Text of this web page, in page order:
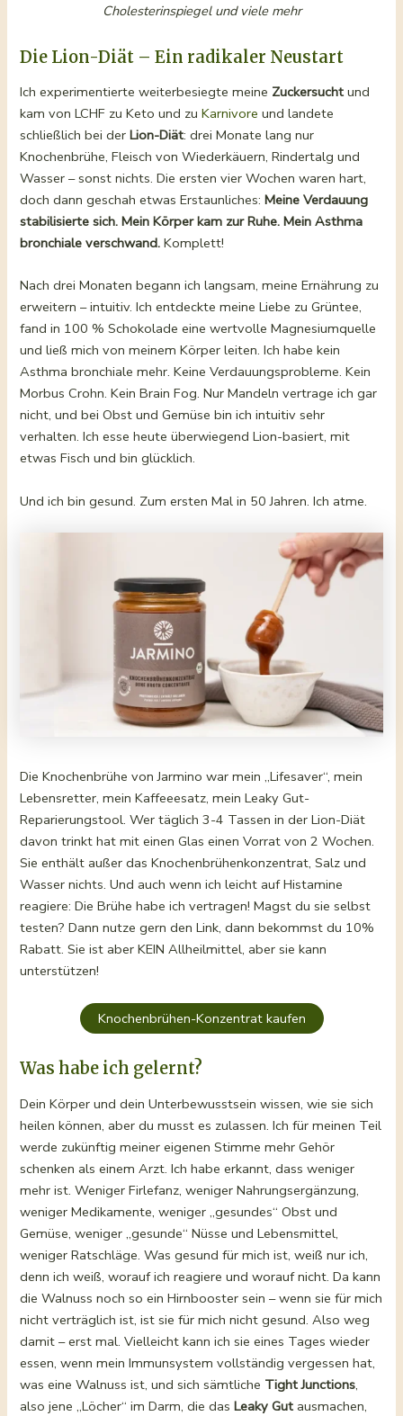
Cholesterinspiegel und viele mehr
Die Lion-Diät – Ein radikaler Neustart
Ich experimentierte weiterbesiegte meine Zuckersucht und
kam von LCHF zu Keto und zuKarnivore und landete
schließlich bei derLion-Diät: drei Monate lang nur
Knochenbrühe, Fleisch von Wiederkäuern, Rindertalg und
Wasser – sonst nichts. Die ersten vier Wochen waren hart,
doch dann geschah etwas Erstaunliches:Meine Verdauung
stabilisierte sich. Mein Körper kam zur Ruhe. Mein Asthma
bronchiale verschwand. Komplett!
Nach drei Monaten begann ich langsam, meine Ernährung zu
erweitern – intuitiv. Ich entdeckte meine Liebe zu Grüntee,
fand in 100 % Schokolade eine wertvolle Magnesiumquelle
und ließ mich von meinem Körper leiten. Ich habe kein
Asthma bronchiale mehr. Keine Verdauungsprobleme. Kein
Morbus Crohn. Kein Brain Fog. Nur Mandeln vertrage ich gar
nicht, und bei Obst und Gemüse bin ich intuitiv sehr
verhalten. Ich esse heute überwiegend Lion-basiert, mit
etwas Fisch und bin glücklich.
Und ich bin gesund. Zum ersten Mal in 50 Jahren. Ich atme.
Die Knochenbrühe von Jarmino war mein „Lifesaver“, mein
Lebensretter, mein Kaffeeesatz, mein Leaky Gut-
Reparierungstool. Wer täglich 3-4 Tassen in der Lion-Diät
davon trinkt hat mit einen Glas einen Vorrat von 2 Wochen.
Sie enthält außer das Knochenbrühenkonzentrat, Salz und
Wasser nichts. Und auch wenn ich leicht auf Histamine
reagiere: Die Brühe habe ich vertragen! Magst du sie selbst
testen? Dann nutze gern den Link, dann bekommst du 10%
Rabatt. Sie ist aber KEIN Allheilmittel, aber sie kann
unterstützen!
Knochenbrühen-Konzentrat kaufen
Was habe ich gelernt?
Dein Körper und dein Unterbewusstsein wissen, wie sie sich
heilen können, aber du musst es zulassen. Ich für meinen Teil
werde zukünftig meiner eigenen Stimme mehr Gehör
schenken als einem Arzt. Ich habe erkannt, dass weniger
mehr ist. Weniger Firlefanz, weniger Nahrungsergänzung,
weniger Medikamente, weniger „gesundes“ Obst und
Gemüse, weniger „gesunde“ Nüsse und Lebensmittel,
weniger Ratschläge. Was gesund für mich ist, weiß nur ich,
denn ich weiß, worauf ich reagiere und worauf nicht. Da kann
die Walnuss noch so ein Hirnbooster sein – wenn sie für mich
nicht verträglich ist, ist sie für mich nicht gesund. Also weg
damit – erst mal. Vielleicht kann ich sie eines Tages wieder
essen, wenn mein Immunsystem vollständig vergessen hat,
was eine Walnuss ist, und sich sämtliche Tight Junctions,
also jene „Löcher“ im Darm, die das Leaky Gut ausmachen,